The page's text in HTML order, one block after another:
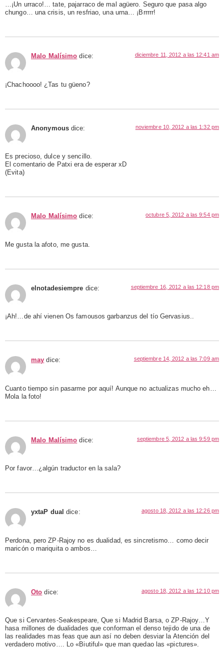
…¡Un urraco!… tate, pajarraco de mal agüero. Seguro que pasa algo
chungo… una crisis, un resfriao, una urna… ¡Brrrrr!
Malo Malísimo dice: diciembre 11, 2012 a las 12:41 am
¡Chachoooo! ¿Tas tu güeno?
Anonymous dice: noviembre 10, 2012 a las 1:32 pm
Es precioso, dulce y sencillo.
El comentario de Patxi era de esperar xD
(Evita)
Malo Malísimo dice: octubre 5, 2012 a las 9:54 pm
Me gusta la afoto, me gusta.
elnotadesiempre dice: septiembre 16, 2012 a las 12:18 pm
¡Ah!…de ahí vienen Os famousos garbanzus del tío Gervasius..
may dice: septiembre 14, 2012 a las 7:09 am
Cuanto tiempo sin pasarme por aquí! Aunque no actualizas mucho eh…
Mola la foto!
Malo Malísimo dice: septiembre 5, 2012 a las 9:59 pm
Por favor…¿algún traductor en la sala?
yxtaP dual dice: agosto 18, 2012 a las 12:26 pm
Perdona, pero ZP-Rajoy no es dualidad, es sincretismo… como decir
maricón o mariquita o ambos…
Oto dice: agosto 18, 2012 a las 12:10 pm
Que si Cervantes-Seakespeare, Que si Madrid Barsa, o ZP-Rajoy…Y
hasa millones de dualidades que conforman el denso tejido de una de
las realidades mas feas que aun así no deben desviar la Atención del
verdadero motivo…. Lo «Biutiful» que man quedao las «pictures».